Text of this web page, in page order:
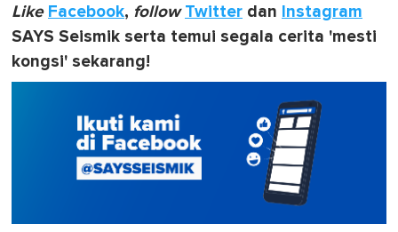
Like Facebook, follow Twitter dan Instagram
SAYS Seismik serta temui segala cerita 'mesti
kongsi' sekarang!